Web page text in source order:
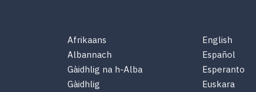
Afrikaans
Albannach
Gàidhlig na h-Alba
Gàidhlig
English
Español
Esperanto
Euskara